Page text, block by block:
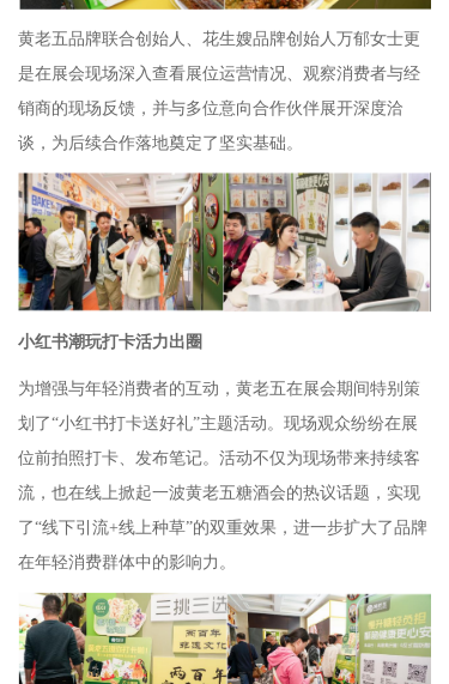
黄老五品牌联合创始人、花生嫂品牌创始人万郁女士更
是在展会现场深入查看展位运营情况、观察消费者与经
销商的现场反馈，并与多位意向合作伙伴展开深度洽
谈，为后续合作落地奠定了坚实基础。
小红书潮玩打卡活力出圈
为增强与年轻消费者的互动，黄老五在展会期间特别策
划了“小红书打卡送好礼”主题活动。现场观众纷纷在展
位前拍照打卡、发布笔记。活动不仅为现场带来持续客
流，也在线上掀起一波黄老五糖酒会的热议话题，实现
了“线下引流+线上种草”的双重效果，进一步扩大了品牌
在年轻消费群体中的影响力。